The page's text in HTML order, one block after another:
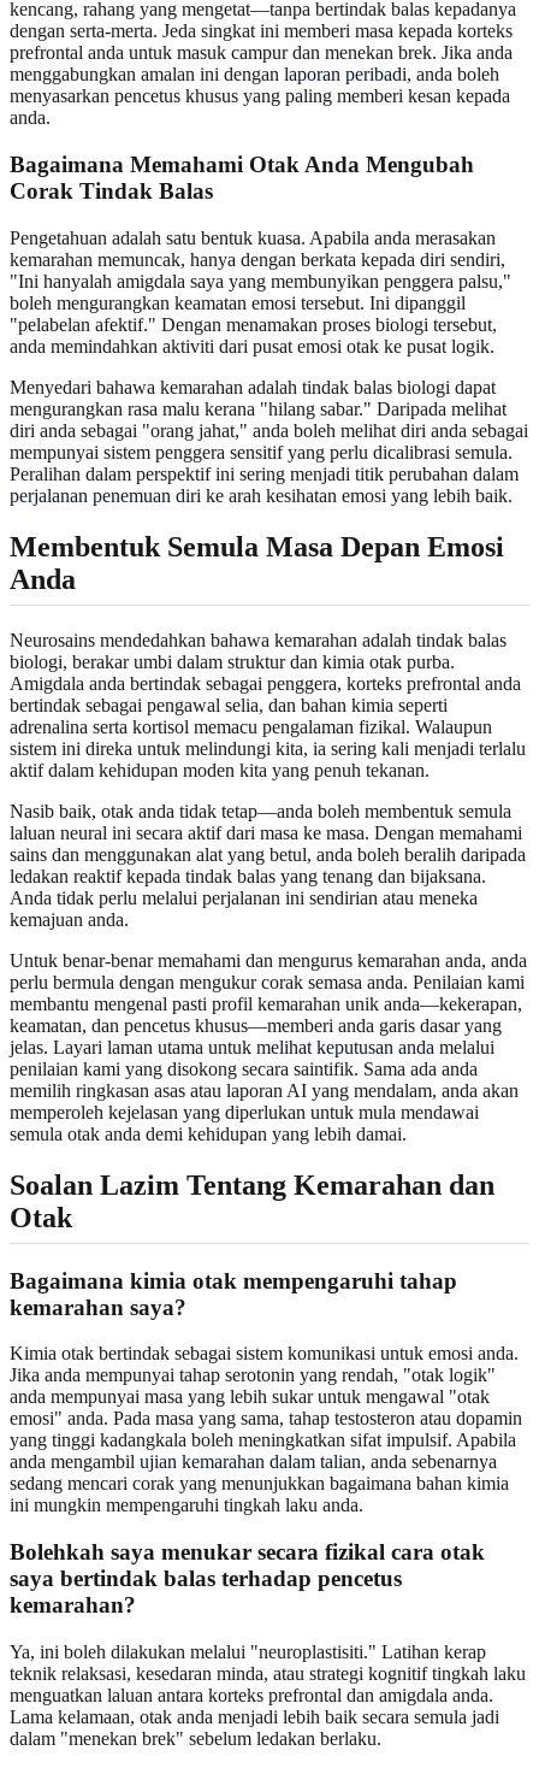
kencang, rahang yang mengetat—tanpa bertindak balas kepadanya
dengan serta-merta. Jeda singkat ini memberi masa kepada korteks
prefrontal anda untuk masuk campur dan menekan brek. Jika anda
menggabungkan amalan ini dengan laporan peribadi, anda boleh
menyasarkan pencetus khusus yang paling memberi kesan kepada
anda.
Bagaimana Memahami Otak Anda Mengubah
Corak Tindak Balas
Pengetahuan adalah satu bentuk kuasa. Apabila anda merasakan
kemarahan memuncak, hanya dengan berkata kepada diri sendiri,
"Ini hanyalah amigdala saya yang membunyikan penggera palsu,"
boleh mengurangkan keamatan emosi tersebut. Ini dipanggil
"pelabelan afektif." Dengan menamakan proses biologi tersebut,
anda memindahkan aktiviti dari pusat emosi otak ke pusat logik.
Menyedari bahawa kemarahan adalah tindak balas biologi dapat
mengurangkan rasa malu kerana "hilang sabar." Daripada melihat
diri anda sebagai "orang jahat," anda boleh melihat diri anda sebagai
mempunyai sistem penggera sensitif yang perlu dicalibrasi semula.
Peralihan dalam perspektif ini sering menjadi titik perubahan dalam
perjalanan penemuan diri ke arah kesihatan emosi yang lebih baik.
Membentuk Semula Masa Depan Emosi
Anda
Neurosains mendedahkan bahawa kemarahan adalah tindak balas
biologi, berakar umbi dalam struktur dan kimia otak purba.
Amigdala anda bertindak sebagai penggera, korteks prefrontal anda
bertindak sebagai pengawal selia, dan bahan kimia seperti
adrenalina serta kortisol memacu pengalaman fizikal. Walaupun
sistem ini direka untuk melindungi kita, ia sering kali menjadi terlalu
aktif dalam kehidupan moden kita yang penuh tekanan.
Nasib baik, otak anda tidak tetap—anda boleh membentuk semula
laluan neural ini secara aktif dari masa ke masa. Dengan memahami
sains dan menggunakan alat yang betul, anda boleh beralih daripada
ledakan reaktif kepada tindak balas yang tenang dan bijaksana.
Anda tidak perlu melalui perjalanan ini sendirian atau meneka
kemajuan anda.
Untuk benar-benar memahami dan mengurus kemarahan anda, anda
perlu bermula dengan mengukur corak semasa anda. Penilaian kami
membantu mengenal pasti profil kemarahan unik anda—kekerapan,
keamatan, dan pencetus khusus—memberi anda garis dasar yang
jelas. Layari laman utama untuk melihat keputusan anda melalui
penilaian kami yang disokong secara saintifik. Sama ada anda
memilih ringkasan asas atau laporan AI yang mendalam, anda akan
memperoleh kejelasan yang diperlukan untuk mula mendawai
semula otak anda demi kehidupan yang lebih damai.
Soalan Lazim Tentang Kemarahan dan
Otak
Bagaimana kimia otak mempengaruhi tahap
kemarahan saya?
Kimia otak bertindak sebagai sistem komunikasi untuk emosi anda.
Jika anda mempunyai tahap serotonin yang rendah, "otak logik"
anda mempunyai masa yang lebih sukar untuk mengawal "otak
emosi" anda. Pada masa yang sama, tahap testosteron atau dopamin
yang tinggi kadangkala boleh meningkatkan sifat impulsif. Apabila
anda mengambil ujian kemarahan dalam talian, anda sebenarnya
sedang mencari corak yang menunjukkan bagaimana bahan kimia
ini mungkin mempengaruhi tingkah laku anda.
Bolehkah saya menukar secara fizikal cara otak
saya bertindak balas terhadap pencetus
kemarahan?
Ya, ini boleh dilakukan melalui "neuroplastisiti." Latihan kerap
teknik relaksasi, kesedaran minda, atau strategi kognitif tingkah laku
menguatkan laluan antara korteks prefrontal dan amigdala anda.
Lama kelamaan, otak anda menjadi lebih baik secara semula jadi
dalam "menekan brek" sebelum ledakan berlaku.